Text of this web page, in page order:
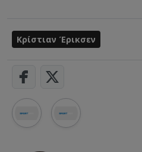
Κρίστιαν Έρικσεν